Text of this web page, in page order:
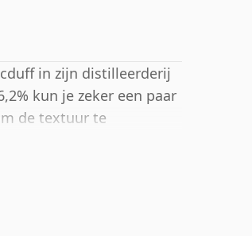
in zijn distilleerderij
kun je zeker een paar
de textuur te